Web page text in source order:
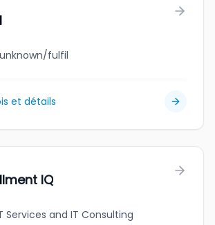
fulfil
et détails
IQ
Services and IT Consulting